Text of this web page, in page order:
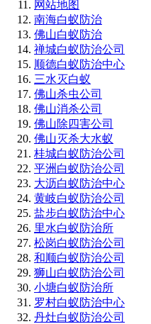
网站地图
南海白蚁防治
佛山白蚁防治
禅城白蚁防治公司
顺德白蚁防治中心
三水灭白蚁
佛山杀虫公司
佛山消杀公司
佛山除四害公司
佛山灭杀大水蚁
桂城白蚁防治公司
平洲白蚁防治公司
大沥白蚁防治中心
黄岐白蚁防治公司
盐步白蚁防治中心
里水白蚁防治所
松岗白蚁防治公司
和顺白蚁防治公司
狮山白蚁防治公司
小塘白蚁防治所
罗村白蚁防治中心
丹灶白蚁防治公司